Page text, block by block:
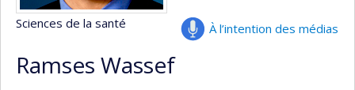
À l’intention des médias
Sciences de la santé
Ramses Wassef